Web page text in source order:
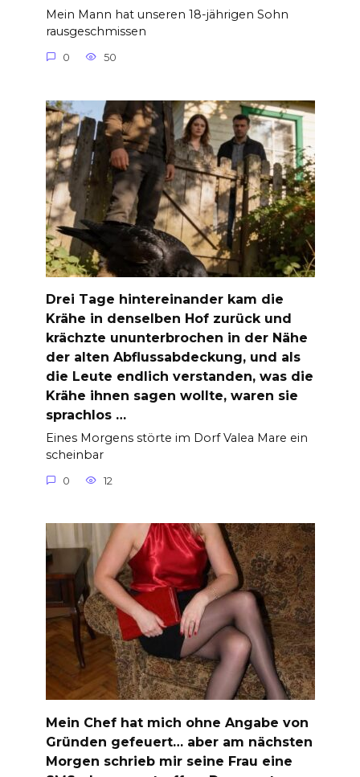
Mein Mann hat unseren 18-jährigen Sohn
rausgeschmissen
0 50
Drei Tage hintereinander kam die
Krähe in denselben Hof zurück und
krächzte ununterbrochen in der Nähe
der alten Abflussabdeckung, und als
die Leute endlich verstanden, was die
Krähe ihnen sagen wollte, waren sie
sprachlos …
Eines Morgens störte im Dorf Valea Mare ein
scheinbar
0 12
Mein Chef hat mich ohne Angabe von
Gründen gefeuert… aber am nächsten
Morgen schrieb mir seine Frau eine